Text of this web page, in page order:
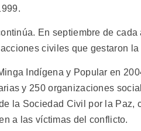
En septiembre de
civiles que gestaron
Indígena y Popular en
y 250 organizaciones
la Sociedad Civil por la Paz,
a las víctimas del conflicto.